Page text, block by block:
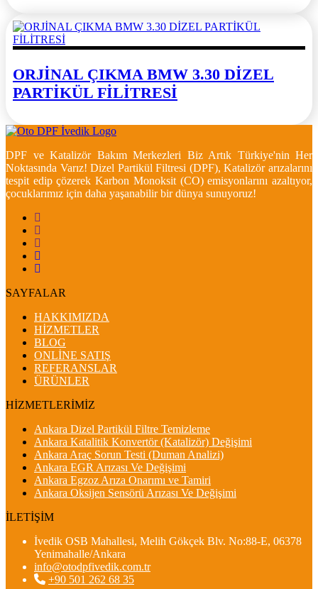
ORJİNAL ÇIKMA BMW 3.30 DİZEL
PARTİKÜL FİLİTRESİ
DPF ve Katalizör Bakım Merkezleri Biz Artık Türkiye'nin Her
Noktasında Varız! Dizel Partikül Filtresi (DPF), Katalizör arızalarını
tespit edip çözerek Karbon Monoksit (CO) emisyonlarını azaltıyor,
çocuklarımız için daha yaşanabilir bir dünya sunuyoruz!
SAYFALAR
HAKKIMIZDA
HİZMETLER
BLOG
ONLİNE SATIŞ
REFERANSLAR
ÜRÜNLER
HİZMETLERİMİZ
Ankara Dizel Partikül Filtre Temizleme
Ankara Katalitik Konvertör (Katalizör) Değişimi
Ankara Araç Sorun Testi (Duman Analizi)
Ankara EGR Arızası Ve Değişimi
Ankara Egzoz Arıza Onarımı ve Tamiri
Ankara Oksijen Sensörü Arızası Ve Değişimi
İLETİŞİM
İvedik OSB Mahallesi, Melih Gökçek Blv. No:88-E, 06378
Yenimahalle/Ankara
info@otodpfivedik.com.tr
+90 501 262 68 35